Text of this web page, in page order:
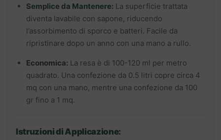
Semplice da Mantenere: La superficie trattata
diventa lavabile con sapone, riducendo
l’assorbimento di sporco e batteri. Facile da
ripristinare dopo un anno con una mano a rullo.
Economica: La resa è di 100-120 ml per metro
quadrato. Una confezione da 0.5 litri copre circa 4
mq con una mano, mentre una confezione da 100
gr fino a 1 mq.
Istruzioni di Applicazione: